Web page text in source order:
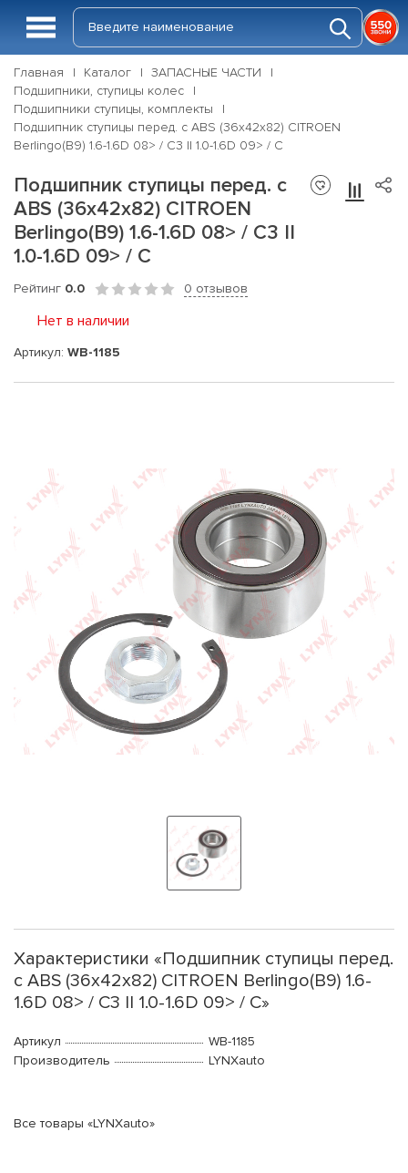
Главная Каталог
ЗАПАСНЫЕ ЧАСТИ
Подшипники, ступицы колес
Подшипники ступицы, комплекты
Подшипник ступицы перед. с ABS (36x42x82) CITROEN
Berlingo(B9) 1.6-1.6D 08> / C3 II 1.0-1.6D 09> / C
Подшипник ступицы перед. с
ABS (36x42x82) CITROEN
Berlingo(B9) 1.6-1.6D 08> / C3 II
1.0-1.6D 09> / C
Рейтинг 0.0 0 отзывов
Нет в наличии
Артикул: WB-1185
Характеристики «Подшипник ступицы перед.
с ABS (36x42x82) CITROEN Berlingo(B9) 1.6-
1.6D 08> / C3 II 1.0-1.6D 09> / C»
Артикул
WB-1185
Производитель
LYNXauto
Все товары «LYNXauto»